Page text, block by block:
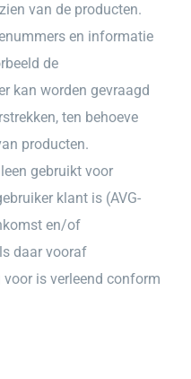
van de producten.
en informatie
de
kan worden gevraagd
ten behoeve
producten.
gebruikt voor
klant is (AVG-
en/of
daar vooraf
is verleend conform